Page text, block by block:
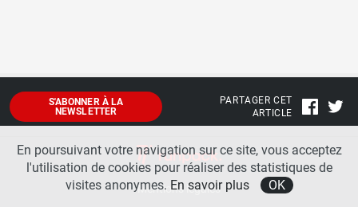
S'ABONNER À LA
NEWSLETTER
PARTAGER CET
ARTICLE
Mentions légales
En poursuivant votre navigation sur ce site, vous acceptez
l'utilisation de cookies pour réaliser des statistiques de
visites anonymes. En savoir plus OK